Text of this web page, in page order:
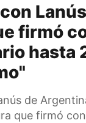
firmó
hasta
de
que firmó